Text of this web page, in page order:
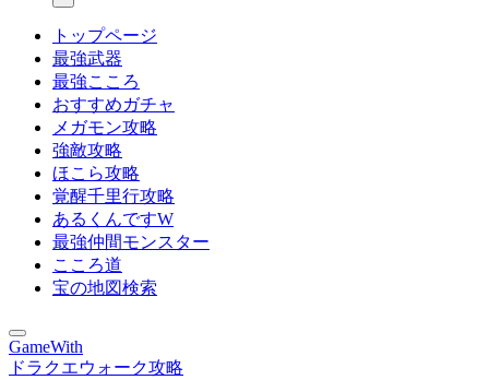
トップページ
最強武器
最強こころ
おすすめガチャ
メガモン攻略
強敵攻略
ほこら攻略
覚醒千里行攻略
あるくんですW
最強仲間モンスター
こころ道
宝の地図検索
GameWith
ドラクエウォーク攻略